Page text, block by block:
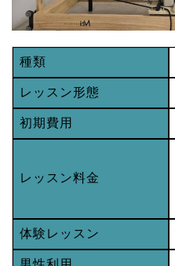
種類
レッスン形態
初期費用
レッスン料金
体験レッスン